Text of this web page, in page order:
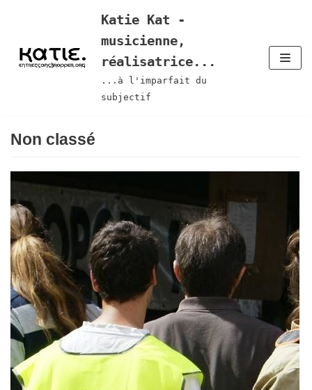
contenu
Katie Kat -
musicienne,
réalisatrice...
...à l'imparfait du
subjectif
Non classé